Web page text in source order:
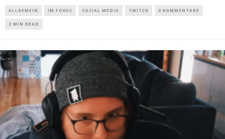
ALLGEMEIN IM FOKUS SOCIAL MEDIA TWITCH 0 KOMMENTARE
2 MIN READ